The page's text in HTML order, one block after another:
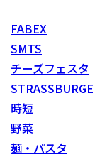
FABEX
SMTS
チーズフェスタ
時短
野菜
麺・パスタ